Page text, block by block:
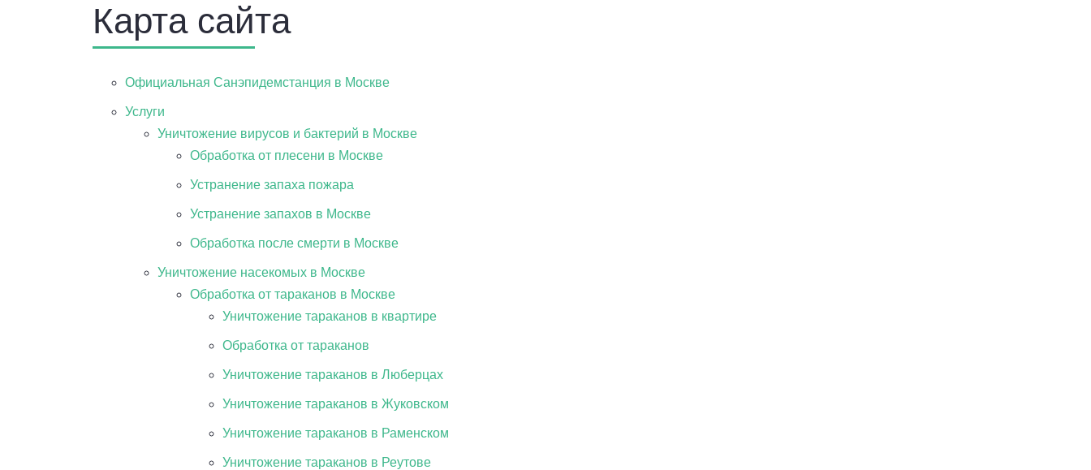
Карта сайта
Официальная Санэпидемстанция в Москве
Услуги
Уничтожение вирусов и бактерий в Москве
Обработка от плесени в Москве
Устранение запаха пожара
Устранение запахов в Москве
Обработка после смерти в Москве
Уничтожение насекомых в Москве
Обработка от тараканов в Москве
Уничтожение тараканов в квартире
Обработка от тараканов
Уничтожение тараканов в Люберцах
Уничтожение тараканов в Жуковском
Уничтожение тараканов в Раменском
Уничтожение тараканов в Реутове